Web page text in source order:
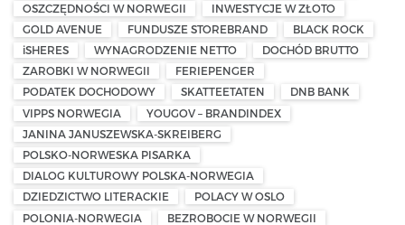
OSZCZĘDNOŚCI W NORWEGII
INWESTYCJE W ZŁOTO
GOLD AVENUE
FUNDUSZE STOREBRAND
BLACK ROCK
iSHERES
WYNAGRODZENIE NETTO
DOCHÓD BRUTTO
ZAROBKI W NORWEGII
FERIEPENGER
PODATEK DOCHODOWY
SKATTEETATEN
DNB BANK
VIPPS NORWEGIA
YOUGOV – BRANDINDEX
JANINA JANUSZEWSKA-SKREIBERG
POLSKO-NORWESKA PISARKA
DIALOG KULTUROWY POLSKA-NORWEGIA
DZIEDZICTWO LITERACKIE
POLACY W OSLO
POLONIA-NORWEGIA
BEZROBOCIE W NORWEGII